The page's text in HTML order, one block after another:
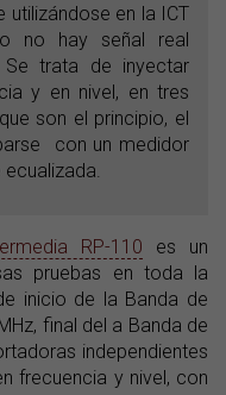
utilizándose en la ICT
no hay señal real
trata de inyectar
y en nivel, en tres
son el principio, el
con un medidor
RP-110 es un
pruebas en toda la
inicio de la Banda de
final del a Banda de
independientes
frecuencia y nivel, con